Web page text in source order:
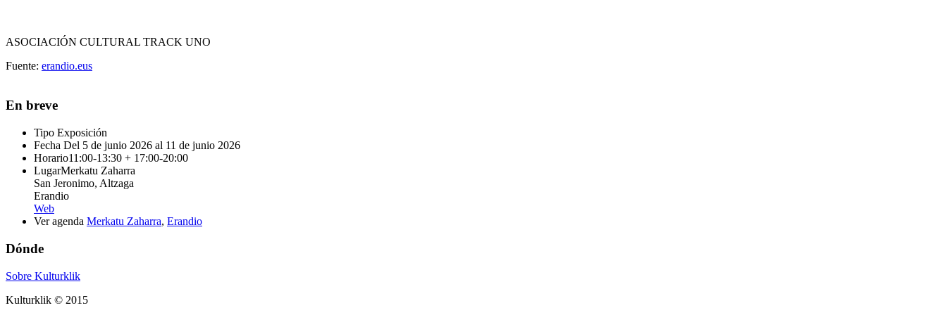
ASOCIACIÓN CULTURAL TRACK UNO
Fuente: erandio.eus
En breve
Tipo Exposición
Fecha Del 5 de junio 2026 al 11 de junio 2026
Horario11:00-13:30 + 17:00-20:00
LugarMerkatu Zaharra
San Jeronimo, Altzaga
Erandio
Web
Ver agenda Merkatu Zaharra, Erandio
Dónde
Sobre Kulturklik
Kulturklik © 2015